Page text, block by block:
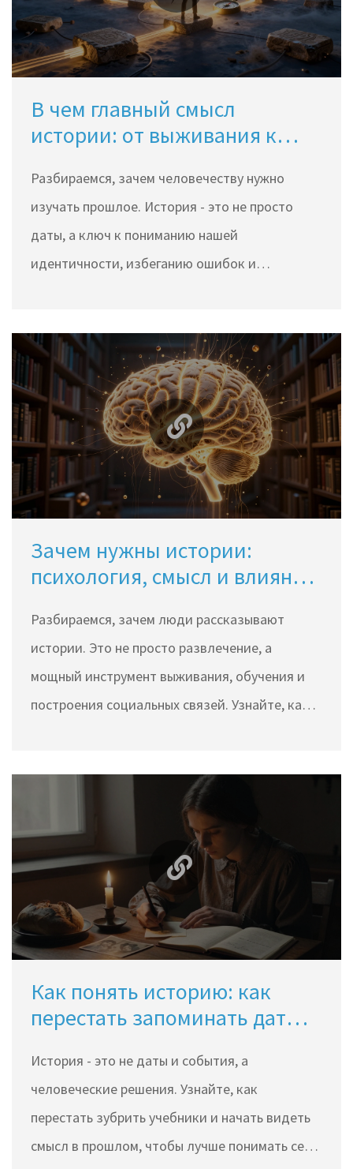
В чем главный смысл
истории: от выживания к
Разбираемся, зачем человечеству нужно
изучать прошлое. История - это не просто
даты, а ключ к пониманию нашей
идентичности, избеганию ошибок и
Зачем нужны истории:
психология, смысл и влияние
Разбираемся, зачем люди рассказывают
истории. Это не просто развлечение, а
мощный инструмент выживания, обучения и
построения социальных связей. Узнайте, как
Как понять историю: как
перестать запоминать даты и
История - это не даты и события, а
человеческие решения. Узнайте, как
перестать зубрить учебники и начать видеть
смысл в прошлом, чтобы лучше понимать себя